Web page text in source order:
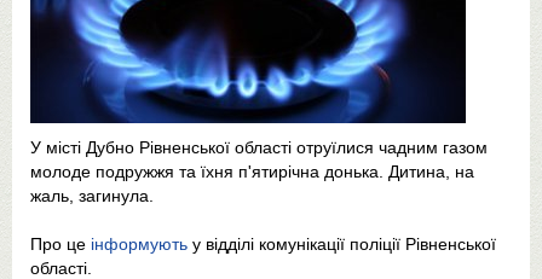
У місті Дубно Рівненської області отруїлися чадним газом
молоде подружжя та їхня п'ятирічна донька. Дитина, на
жаль, загинула.
Про це інформують у відділі комунікації поліції Рівненської
області.